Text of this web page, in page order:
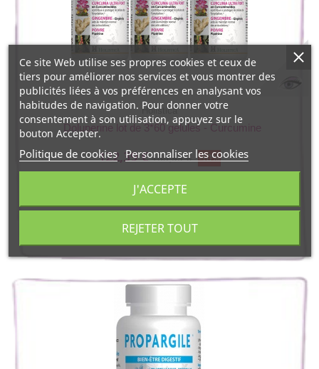
Holistica
Doluperine lot de 3*60 gelules - Curcumine
122,39 € 135,99 € -10%
Ce site Web utilise ses propres cookies et ceux de
tiers pour améliorer nos services et vous montrer des
publicités liées à vos préférences en analysant vos
habitudes de navigation. Pour donner votre
consentement à son utilisation, appuyez sur le
bouton Accepter.
Politique de cookies Personnaliser les cookies
REJETER TOUT
J'ACCEPTE